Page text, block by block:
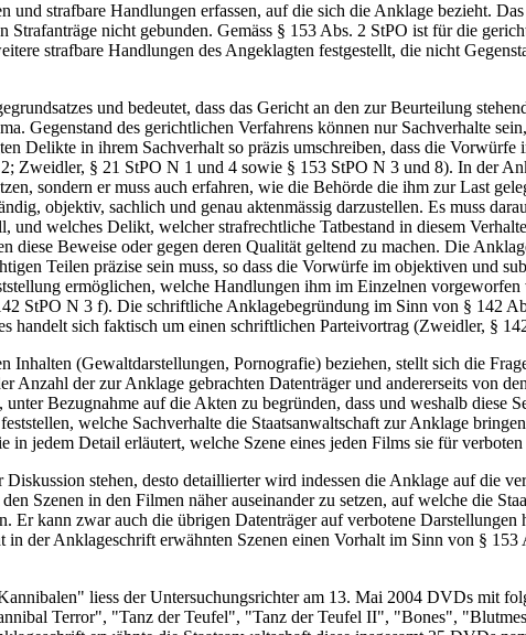
und strafbare Handlungen erfassen, auf die sich die Anklage bezieht.
nicht gebunden. Gemäss § 153 Abs. 2 StPO ist für die
strafbare Handlungen des Angeklagten festgestellt, die nicht
und bedeutet, dass das Gericht an den zur Beurteilung
Gegenstand des gerichtlichen Verfahrens können nur Sachverhalte
Delikte in ihrem Sachverhalt so präzis umschreiben, dass die
Zweidler, § 21 StPO N 1 und 4 sowie § 153 StPO N 3 und 8). In der
sondern er muss auch erfahren, wie die Behörde die ihm zur Last
objektiv, sachlich und genau aktenmässig darzustellen. Es muss
und welches Delikt, welcher strafrechtliche Tatbestand in diesem
diese Beweise oder gegen deren Qualität geltend zu machen. Die
Teilen präzise sein muss, so dass die Vorwürfe im objektiven und
ermöglichen, welche Handlungen ihm im Einzelnen
StPO N 3 f). Die schriftliche Anklagebegründung im Sinn von § 142
handelt sich faktisch um einen schriftlichen Parteivortrag (Zweidler, §
(Gewaltdarstellungen, Pornografie) beziehen, stellt sich die
Anzahl der zur Anklage gebrachten Datenträger und andererseits von
Bezugnahme auf die Akten zu begründen, dass und weshalb diese
welche Sachverhalte die Staatsanwaltschaft zur Anklage
in jedem Detail erläutert, welche Szene eines jeden Films sie für verboten
stehen, desto detaillierter wird indessen die Anklage auf die
Szenen in den Filmen näher auseinander zu setzen, auf welche die
Er kann zwar auch die übrigen Datenträger auf verbotene
der Anklageschrift erwähnten Szenen einen Vorhalt im Sinn von §
liess der Untersuchungsrichter am 13. Mai 2004 DVDs mit
Terror", "Tanz der Teufel", "Tanz der Teufel II", "Bones",